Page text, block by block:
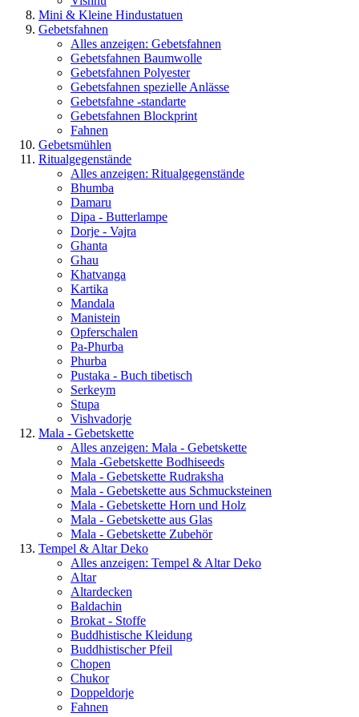
Mini & Kleine Hindustatuen
Gebetsfahnen
Alles anzeigen: Gebetsfahnen
Gebetsfahnen Baumwolle
Gebetsfahnen Polyester
Gebetsfahnen spezielle Anlässe
Gebetsfahne -standarte
Gebetsfahnen Blockprint
Fahnen
Gebetsmühlen
Ritualgegenstände
Alles anzeigen: Ritualgegenstände
Bhumba
Damaru
Dipa - Butterlampe
Dorje - Vajra
Ghanta
Ghau
Khatvanga
Kartika
Mandala
Manistein
Opferschalen
Pa-Phurba
Phurba
Pustaka - Buch tibetisch
Serkeym
Stupa
Vishvadorje
Mala - Gebetskette
Alles anzeigen: Mala - Gebetskette
Mala -Gebetskette Bodhiseeds
Mala - Gebetskette Rudraksha
Mala - Gebetskette aus Schmucksteinen
Mala - Gebetskette Horn und Holz
Mala - Gebetskette aus Glas
Mala - Gebetskette Zubehör
Tempel & Altar Deko
Alles anzeigen: Tempel & Altar Deko
Altar
Altardecken
Baldachin
Brokat - Stoffe
Buddhistische Kleidung
Buddhistischer Pfeil
Chopen
Chukor
Doppeldorje
Fahnen